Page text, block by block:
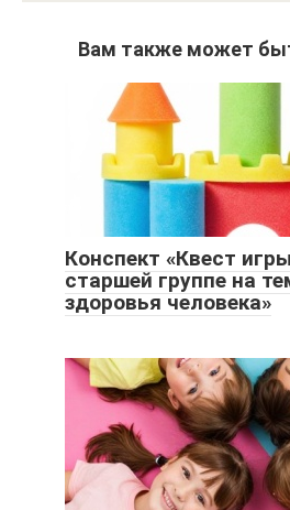
Вам также может
Конспект «Квест
старшей группе на
здоровья человека»